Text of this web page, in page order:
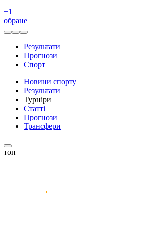
+1
обране
Результати
Прогнози
Спорт
Новини спорту
Результати
Турніри
Статті
Прогнози
Трансфери
топ